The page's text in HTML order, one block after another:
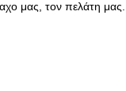
μας, τον πελάτη